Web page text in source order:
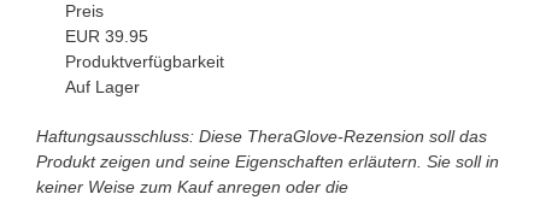
Preis
EUR 39.95
Produktverfügbarkeit
Auf Lager
Haftungsausschluss: Diese TheraGlove-Rezension soll das
Produkt zeigen und seine Eigenschaften erläutern. Sie soll in
keiner Weise zum Kauf anregen oder die